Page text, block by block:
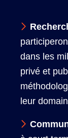
dans les
privé et
leur